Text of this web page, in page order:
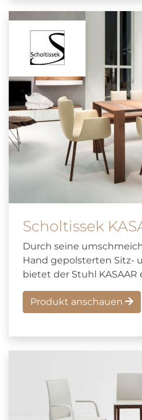
Scholtissek
Durch seine
Hand gepolsterten Sitz-
bietet der Stuhl KASAAR
Produkt anschauen